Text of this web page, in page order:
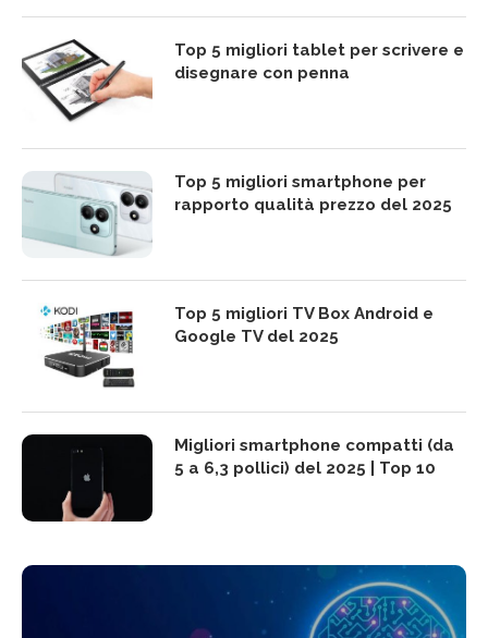
Top 5 migliori tablet per scrivere e
disegnare con penna
Top 5 migliori smartphone per
rapporto qualità prezzo del 2025
Top 5 migliori TV Box Android e
Google TV del 2025
Migliori smartphone compatti (da
5 a 6,3 pollici) del 2025 | Top 10